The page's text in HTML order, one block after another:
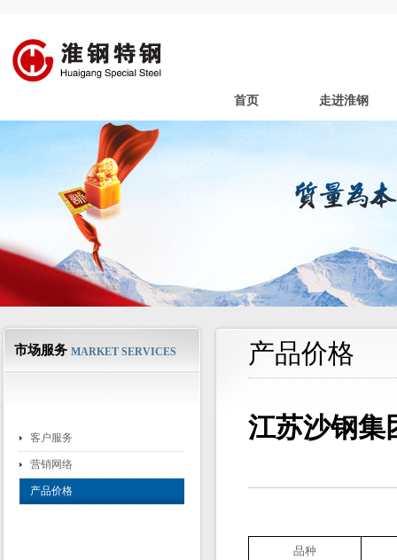
首页 走进淮钢
市场服务 MARKET SERVICES
客户服务
营销网络
产品价格
产品价格
江苏沙钢集
品种